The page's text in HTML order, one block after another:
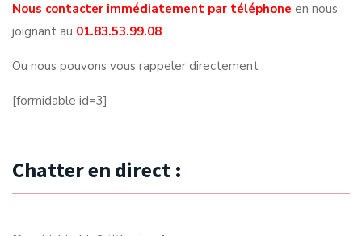
Nous contacter immédiatement par téléphone en nous
joignant au 01.83.53.99.08
Ou nous pouvons vous rappeler directement :
[formidable id=3]
Chatter en direct :